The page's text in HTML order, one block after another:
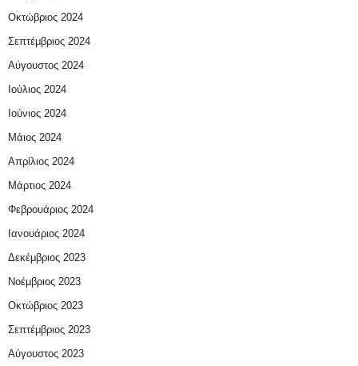
Οκτώβριος 2024
Σεπτέμβριος 2024
Αύγουστος 2024
Ιούλιος 2024
Ιούνιος 2024
Μάιος 2024
Απρίλιος 2024
Μάρτιος 2024
Φεβρουάριος 2024
Ιανουάριος 2024
Δεκέμβριος 2023
Νοέμβριος 2023
Οκτώβριος 2023
Σεπτέμβριος 2023
Αύγουστος 2023